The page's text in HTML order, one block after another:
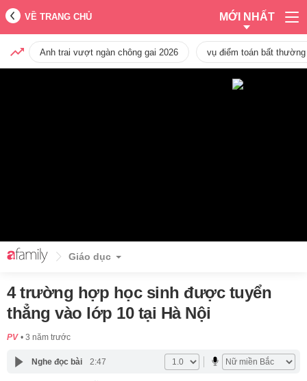
VỀ TRANG CHỦ MỚI NHẤT
Anh trai vượt ngàn chông gai 2026 vụ điểm toán bất
Giáo dục
4 trường hợp học sinh được tuyển
thẳng vào lớp 10 tại Hà Nội
PV 3 năm trước
Nghe đọc bài 2:47